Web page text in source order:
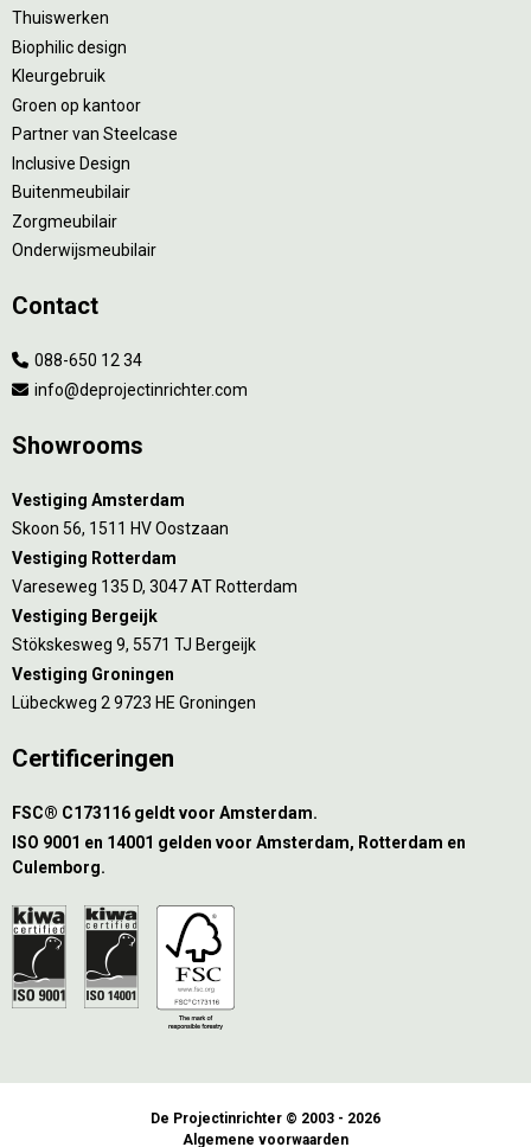
Thuiswerken
Biophilic design
Kleurgebruik
Groen op kantoor
Partner van Steelcase
Inclusive Design
Buitenmeubilair
Zorgmeubilair
Onderwijsmeubilair
Contact
088-650 12 34
info@deprojectinrichter.com
Showrooms
Vestiging Amsterdam
Skoon 56, 1511 HV Oostzaan
Vestiging Rotterdam
Vareseweg 135 D, 3047 AT Rotterdam
Vestiging Bergeijk
Stökskesweg 9, 5571 TJ Bergeijk
Vestiging Groningen
Lübeckweg 2 9723 HE Groningen
Certificeringen
FSC® C173116 geldt voor Amsterdam.
ISO 9001 en 14001 gelden voor Amsterdam, Rotterdam en
Culemborg.
De Projectinrichter © 2003 - 2026
Algemene voorwaarden